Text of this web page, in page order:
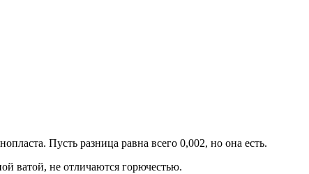
Пусть разница равна всего 0,002, но она есть.
ватой, не отличаются горючестью.